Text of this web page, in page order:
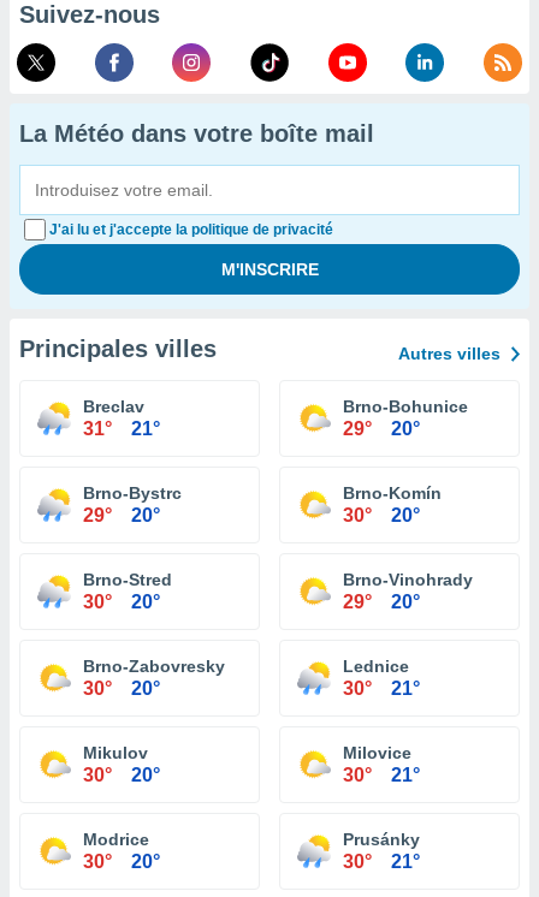
Suivez-nous
La Météo dans votre boîte mail
J'ai lu et j'accepte la politique de privacité
Principales villes Autres villes
Breclav
31° 21°
Brno-Bohunice
29° 20°
Brno-Bystrc
29° 20°
Brno-Komín
30° 20°
Brno-Stred
30° 20°
Brno-Vinohrady
29° 20°
Brno-Zabovresky
30° 20°
Lednice
30° 21°
Mikulov
30° 20°
Milovice
30° 21°
Modrice
30° 20°
Prusánky
30° 21°